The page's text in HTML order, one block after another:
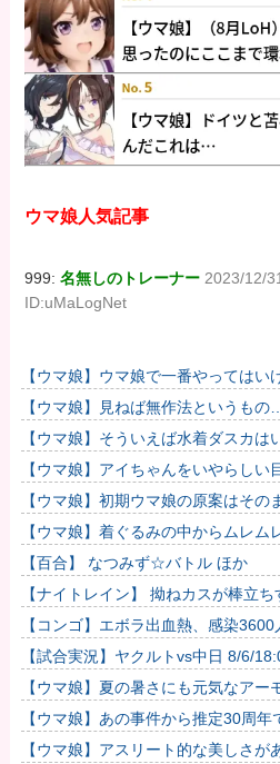
ウマ娘人気記事
999:名無しのトレーナー 2023/12/
ID:uMaLogNet
【ウマ娘】ウマ娘で一番やってはい
も育成でもグッズでもなく、これ。
【ウマ娘】見ねば無作法というも
エ…（殴
【ウマ娘】そういえば水着ダスカは
ｯｯｯ
【ウマ娘】アイちゃんをいやらし
りました…
【ウマ娘】初期ウマ娘の原案はその
がないんだ。
【ウマ娘】着ぐるみの中からムレム
【百合】 なつみず☆バトル ほか
【ナイトレイン】 拗ねカスが棒立
処法
【コンゴ】エボラ出血熱、感染
【試合実況】ヤクルトvs中日 8/6/
【ウマ娘】夏の暑さにも元気なアー
【ウマ娘】あの事件から推定30周
【ウマ娘】アスリート的な美しさが